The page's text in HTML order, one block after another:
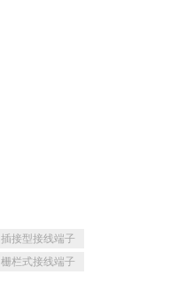
插接型接线端子
栅栏式接线端子